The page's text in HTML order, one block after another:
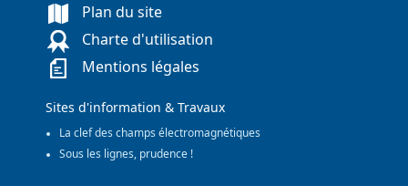
Plan du site
Charte d'utilisation
Mentions légales
Sites d'information & Travaux
La clef des champs électromagnétiques
Sous les lignes, prudence !